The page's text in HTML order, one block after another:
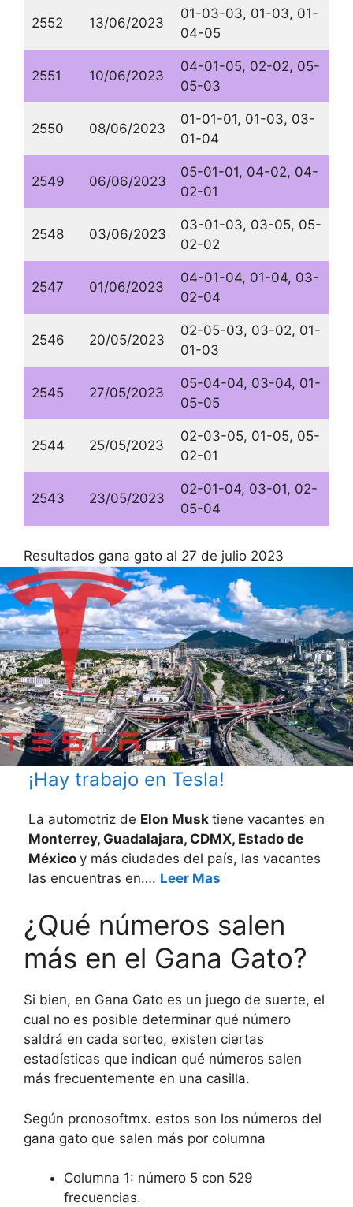
2552 13/06/2023
01-03-03, 01-03, 01-
04-05
2551 10/06/2023
04-01-05, 02-02, 05-
05-03
2550 08/06/2023
01-01-01, 01-03, 03-
01-04
2549 06/06/2023
05-01-01, 04-02, 04-
02-01
2548 03/06/2023
03-01-03, 03-05, 05-
02-02
2547 01/06/2023
04-01-04, 01-04, 03-
02-04
2546 20/05/2023
02-05-03, 03-02, 01-
01-03
2545 27/05/2023
05-04-04, 03-04, 01-
05-05
2544 25/05/2023
02-03-05, 01-05, 05-
02-01
2543 23/05/2023
02-01-04, 03-01, 02-
05-04
Resultados gana gato al 27 de julio 2023
¡Hay trabajo en Tesla!
La automotriz de Elon Musk tiene vacantes en
Monterrey, Guadalajara, CDMX, Estado de
México y más ciudades del país, las vacantes
las encuentras en…. Leer Mas
¿Qué números salen
más en el Gana Gato?
Si bien, en Gana Gato es un juego de suerte, el
cual no es posible determinar qué número
saldrá en cada sorteo, existen ciertas
estadísticas que indican qué números salen
más frecuentemente en una casilla.
Según pronosoftmx. estos son los números del
gana gato que salen más por columna
Columna 1: número 5 con 529
frecuencias.